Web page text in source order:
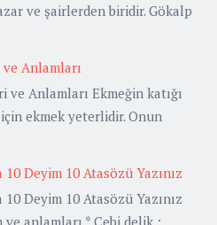
ve şairlerden biridir. Gökalp
Anlamları
Anlamları Ekmeğin katığı
ekmek yeterlidir. Onun
10 Deyim 10 Atasözü Yazınız
10 Deyim 10 Atasözü Yazınız
ve anlamları * Cebi delik :